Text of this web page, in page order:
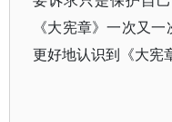
《大宪章》一次又
更好地认识到《大宪